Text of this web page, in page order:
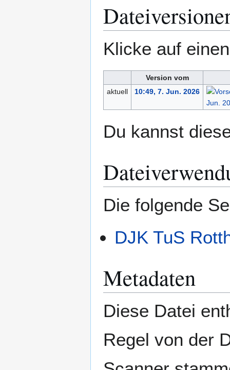
Klicke auf
Version vom
aktuell
10:49, 7. Jun. 2026
Du kannst
Die folgende
DJK TuS
Metadaten
Diese Datei
Regel von der